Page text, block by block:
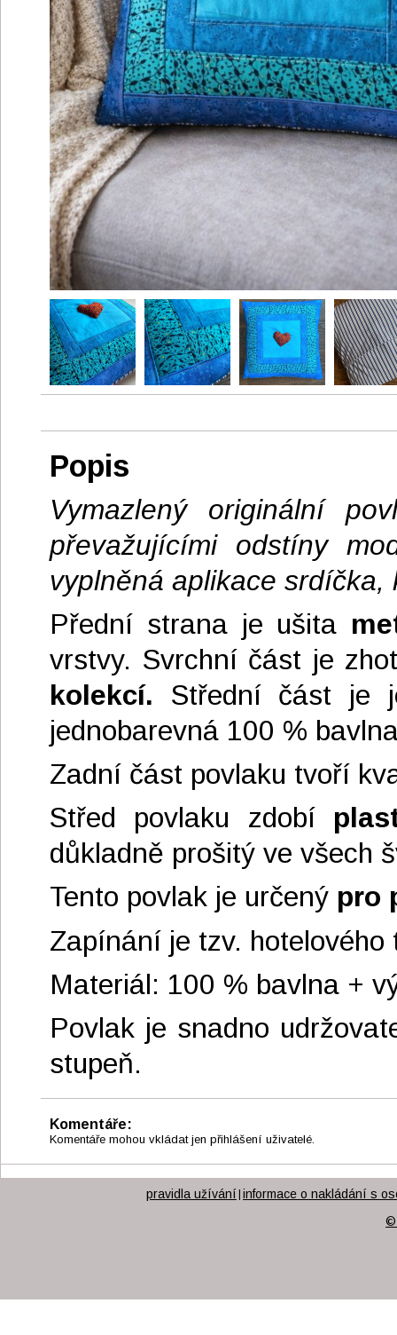
Popis
Vymazlený originální
převažujícími odstíny
vyplněná aplikace
Přední strana je ušita
vrstvy. Svrchní část je
kolekcí. Střední část je
jednobarevná 100 %
Zadní část povlaku tvoří
Střed povlaku zdobí
důkladně prošitý ve všech
Tento povlak je určený pro
Zapínání je tzv.
Materiál: 100 % bavlna +
Povlak je snadno
stupeň.
Komentáře:
Komentáře mohou vkládat jen přihlášení uživatelé.
pravidla užívání | informace o nakládání s
©